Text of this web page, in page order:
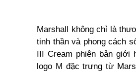
Marshall không chỉ là
tinh thần và phong cách
III Cream phiên bản giới
logo M đặc trưng từ